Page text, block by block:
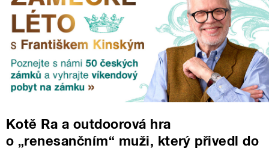
Kotě Ra a outdoorová hra
o „renesančním“ muži, který přivedl do